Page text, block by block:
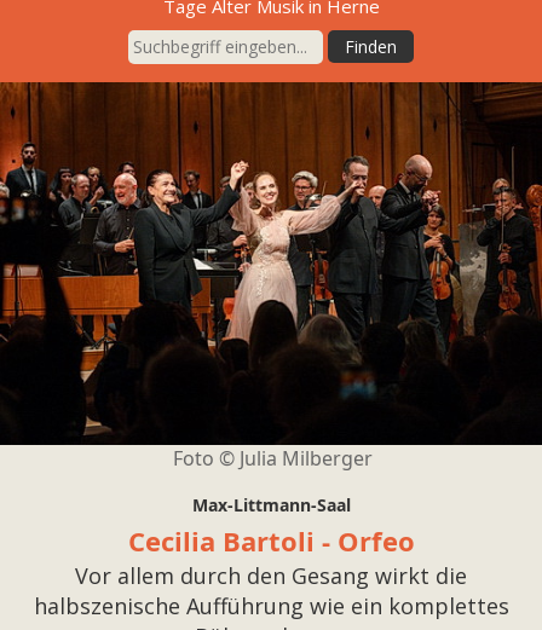
Tage Alter Musik in Herne
Foto © Julia Milberger
Max-Littmann-Saal
Cecilia Bartoli - Orfeo
Vor allem durch den Gesang wirkt die
halbszenische Aufführung wie ein komplettes